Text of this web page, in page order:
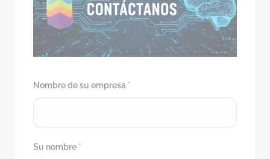
Nombre de su empresa *
Su nombre *